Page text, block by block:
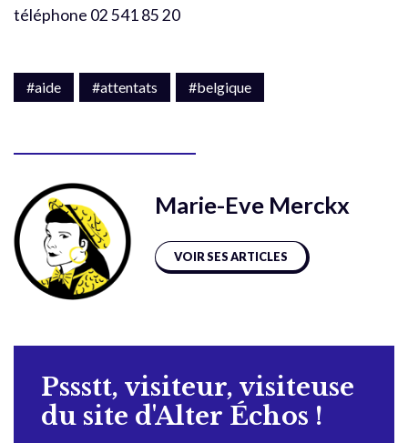
téléphone 02 541 85 20
#aide #attentats #belgique
Marie-Eve Merckx
VOIR SES ARTICLES
Pssstt, visiteur, visiteuse
du site d'Alter Échos !